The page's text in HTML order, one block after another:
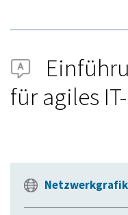
für agiles
Netzwerkgrafik